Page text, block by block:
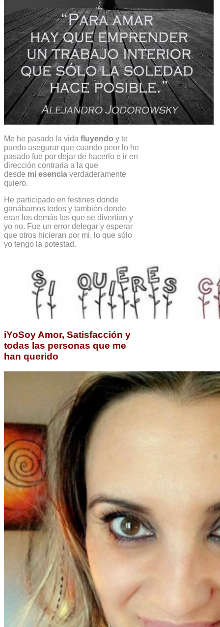
Me he pasado la vida fluyendo y te
puedo asegurar que cuando peor lo he
pasado fue por dejar de hacerlo e ir en
dirección contraria a la que
desde mi esencia verdaderamente
quiero.
He participado en festines donde
ganábamos todos y también donde
eran los demás los que se divertían y
yo no. Fue un error delegar y esperar
que otros hicieran por mi, lo que sólo
yo tengo la potestad.
iYoSoy Amor, Satisfacción y
todas las personas que me
han querido